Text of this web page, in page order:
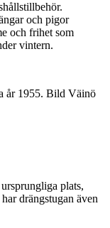
och pigor
och frihet som
vintern.
år 1955. Bild Väinö
plats,
drängstugan även